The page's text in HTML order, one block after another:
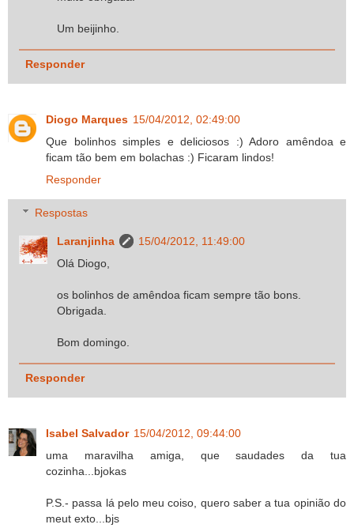
Um beijinho.
Responder
Diogo Marques 15/04/2012, 02:49:00
Que bolinhos simples e deliciosos :) Adoro amêndoa e
ficam tão bem em bolachas :) Ficaram lindos!
Responder
Respostas
Laranjinha
15/04/2012, 11:49:00
Olá Diogo,
os bolinhos de amêndoa ficam sempre tão bons.
Obrigada.
Bom domingo.
Responder
Isabel Salvador 15/04/2012, 09:44:00
uma maravilha amiga, que saudades da tua
cozinha...bjokas
P.S.- passa lá pelo meu coiso, quero saber a tua opinião do
meut exto...bjs